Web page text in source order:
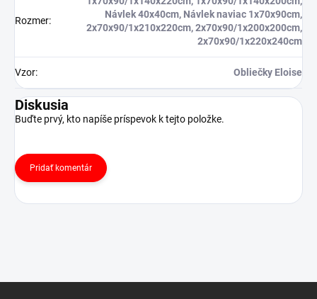
Rozmer:
Návlek 40x40cm, Návlek naviac 1x70x90cm,
2x70x90/1x210x220cm, 2x70x90/1x200x200cm,
2x70x90/1x220x240cm
Vzor: Obliečky Eloise
Diskusia
Buďte prvý, kto napíše príspevok k tejto položke.
Pridať komentár